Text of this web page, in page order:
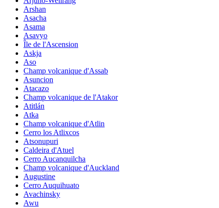
Arshan
Asacha
Asama
Asavyo
Île de l'Ascension
Askja
Aso
Champ volcanique d'Assab
Asuncion
Atacazo
Champ volcanique de l'Atakor
Atitlán
Atka
Champ volcanique d'Atlin
Cerro los Atlixcos
Atsonupuri
Caldeira d'Atuel
Cerro Aucanquilcha
Champ volcanique d'Auckland
Augustine
Cerro Auquihuato
Avachinsky
Awu